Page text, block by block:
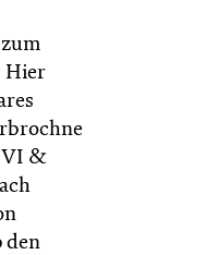
Hier
VI &
den